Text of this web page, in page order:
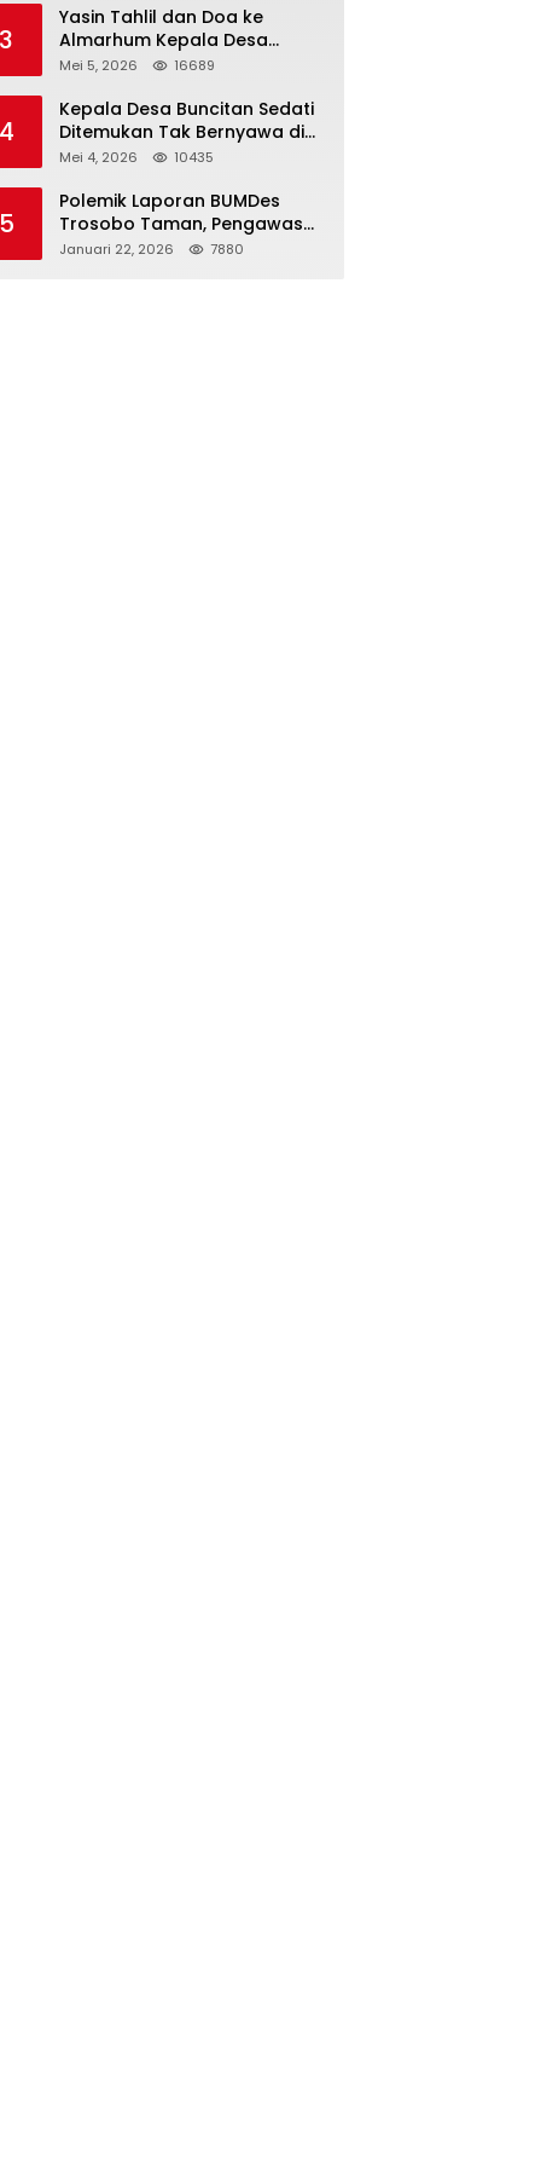
Kapolri
3
Yasin Tahlil dan Doa ke
Almarhum Kepala Desa
Buncitan Digelar Dua Lokasi
Mei 5, 2026 16689
4
Kepala Desa Buncitan Sedati
Ditemukan Tak Bernyawa di
Ruang Kerja, Dugaan Bunuh
Mei 4, 2026 10435
5
Polemik Laporan BUMDes
Trosobo Taman, Pengawas
Walk Out dan Sebut
Januari 22, 2026 7880